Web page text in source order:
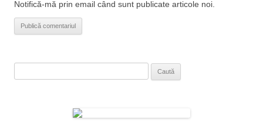
Notifică-mă prin email când sunt publicate articole noi.